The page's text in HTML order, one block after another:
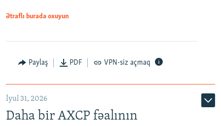
Ətraflı burada oxuyun
Paylaş PDF VPN-siz açmaq
İyul 31, 2026
Daha bir AXCP fəalının